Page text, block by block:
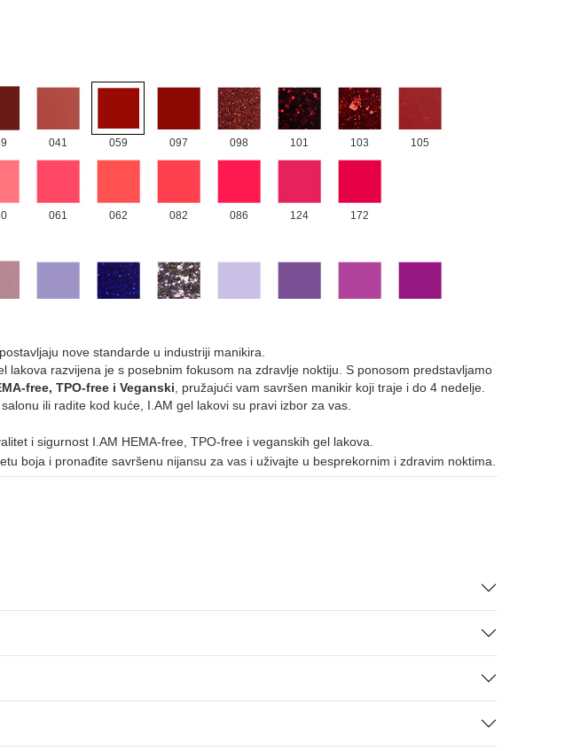
041 059 097 098 101 103 105
061 062 082 086 124 172
postavljaju nove standarde u industriji manikira.
lakova razvijena je s posebnim fokusom na zdravlje noktiju. S ponosom predstavljamo
free, TPO-free i Veganski , pružajući vam savršen manikir koji traje i do 4 nedelje.
ili radite kod kuće, I.AM gel lakovi su pravi izbor za vas.
i sigurnost I.AM HEMA-free, TPO-free i veganskih gel lakova.
boja i pronađite savršenu nijansu za vas i uživajte u besprekornim i zdravim noktima.